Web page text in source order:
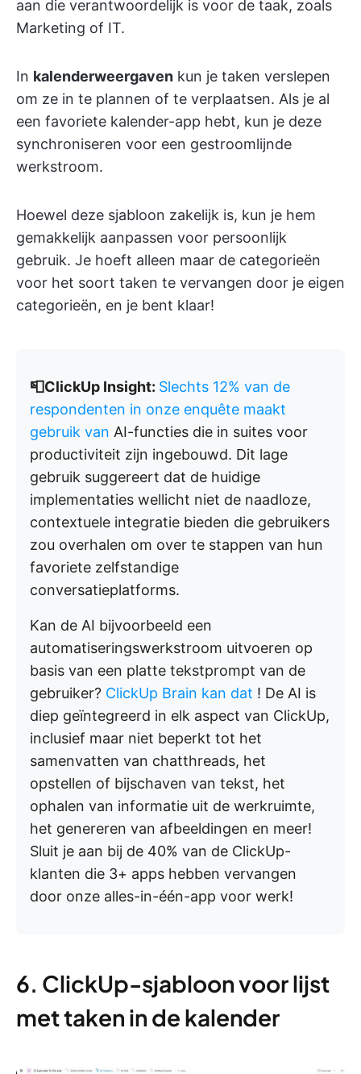
aan die verantwoordelijk is voor de taak, zoals
Marketing of IT.
In kalenderweergaven kun je taken verslepen
om ze in te plannen of te verplaatsen. Als je al
een favoriete kalender-app hebt, kun je deze
synchroniseren voor een gestroomlijnde
werkstroom.
Hoewel deze sjabloon zakelijk is, kun je hem
gemakkelijk aanpassen voor persoonlijk
gebruik. Je hoeft alleen maar de categorieën
voor het soort taken te vervangen door je eigen
categorieën, en je bent klaar!
📮ClickUp Insight: Slechts 12% van de
respondenten in onze enquête maakt
gebruik van AI-functies die in suites voor
productiviteit zijn ingebouwd. Dit lage
gebruik suggereert dat de huidige
implementaties wellicht niet de naadloze,
contextuele integratie bieden die gebruikers
zou overhalen om over te stappen van hun
favoriete zelfstandige
conversatieplatforms.
Kan de AI bijvoorbeeld een
automatiseringswerkstroom uitvoeren op
basis van een platte tekstprompt van de
gebruiker? ClickUp Brain kan dat ! De AI is
diep geïntegreerd in elk aspect van ClickUp,
inclusief maar niet beperkt tot het
samenvatten van chatthreads, het
opstellen of bijschaven van tekst, het
ophalen van informatie uit de werkruimte,
het genereren van afbeeldingen en meer!
Sluit je aan bij de 40% van de ClickUp-
klanten die 3+ apps hebben vervangen
door onze alles-in-één-app voor werk!
6. ClickUp-sjabloon voor lijst
met taken in de kalender